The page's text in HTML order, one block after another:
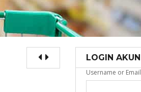
LOGIN AKUN
Username or Email